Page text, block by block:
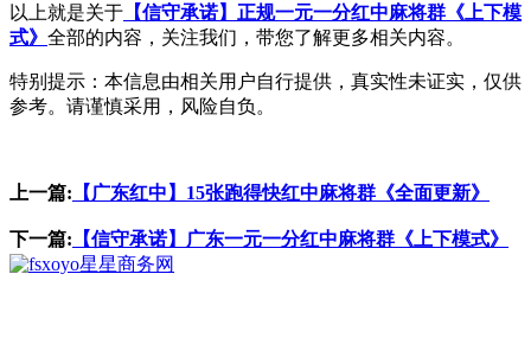
以上就是关于 【信守承诺】正规一元一分红中麻将群《上下模
式》 全部的内容，关注我们，带您了解更多相关内容。
特别提示：本信息由相关用户自行提供，真实性未证实，仅供
参考。请谨慎采用，风险自负。
上一篇: 【广东红中】15张跑得快红中麻将群《全面更新》
下一篇: 【信守承诺】广东一元一分红中麻将群《上下模式》
星星商务网